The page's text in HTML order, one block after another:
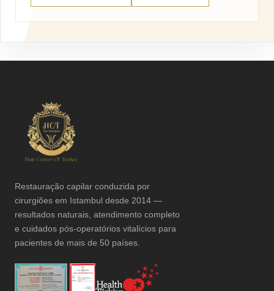
Restauração capilar conduzida por
cirurgiões em Istambul desde 2014 —
resultados naturais, atendimento completo
e cuidados pós-operatórios vitalícios para
pacientes de mais de 50 países.